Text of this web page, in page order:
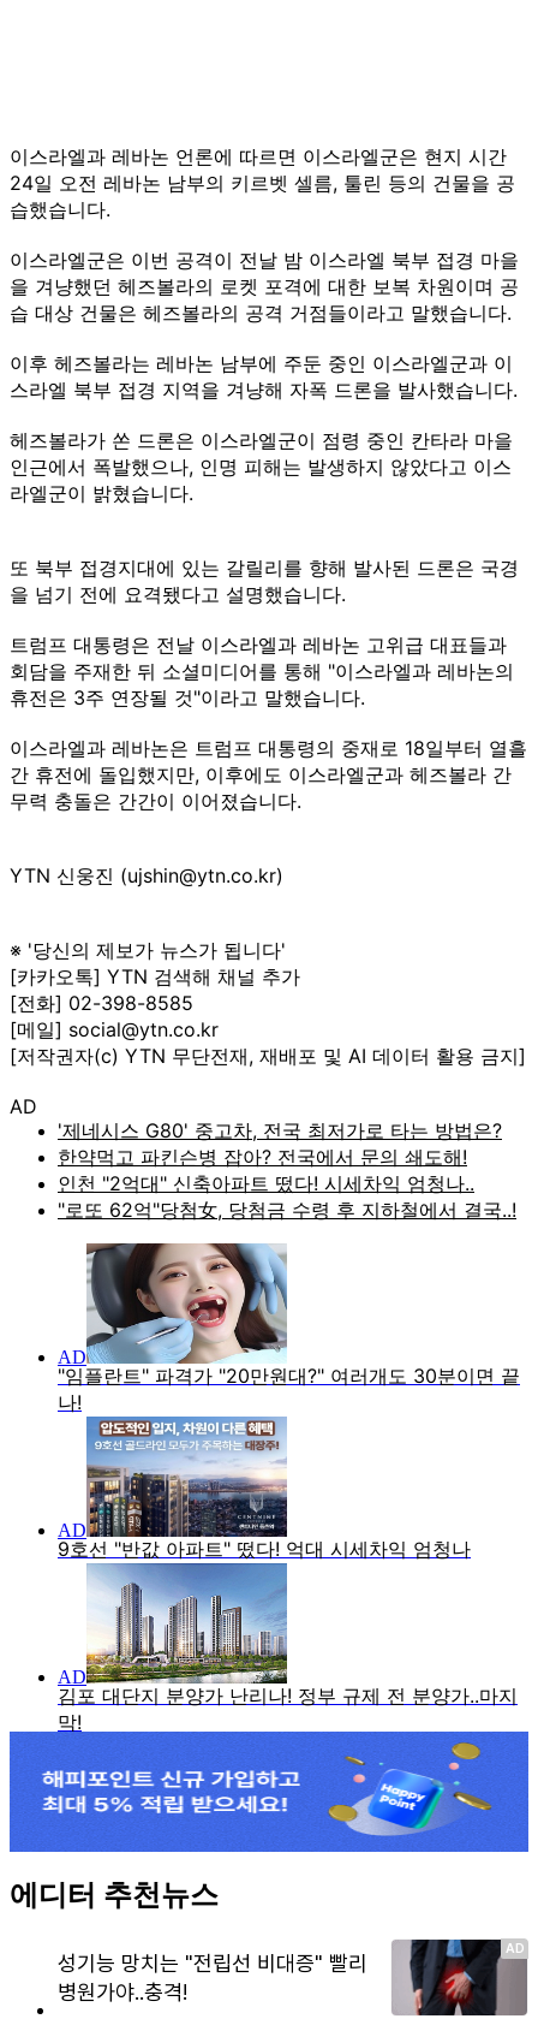
이스라엘과 레바논 언론에 따르면 이스라엘군은 현지 시간
24일 오전 레바논 남부의 키르벳 셀름, 툴린 등의 건물을 공
습했습니다.
이스라엘군은 이번 공격이 전날 밤 이스라엘 북부 접경 마을
을 겨냥했던 헤즈볼라의 로켓 포격에 대한 보복 차원이며 공
습 대상 건물은 헤즈볼라의 공격 거점들이라고 말했습니다.
이후 헤즈볼라는 레바논 남부에 주둔 중인 이스라엘군과 이
스라엘 북부 접경 지역을 겨냥해 자폭 드론을 발사했습니다.
헤즈볼라가 쏜 드론은 이스라엘군이 점령 중인 칸타라 마을
인근에서 폭발했으나, 인명 피해는 발생하지 않았다고 이스
라엘군이 밝혔습니다.
또 북부 접경지대에 있는 갈릴리를 향해 발사된 드론은 국경
을 넘기 전에 요격됐다고 설명했습니다.
트럼프 대통령은 전날 이스라엘과 레바논 고위급 대표들과
회담을 주재한 뒤 소셜미디어를 통해 "이스라엘과 레바논의
휴전은 3주 연장될 것"이라고 말했습니다.
이스라엘과 레바논은 트럼프 대통령의 중재로 18일부터 열흘
간 휴전에 돌입했지만, 이후에도 이스라엘군과 헤즈볼라 간
무력 충돌은 간간이 이어졌습니다.
YTN 신웅진 (ujshin@ytn.co.kr)
※ '당신의 제보가 뉴스가 됩니다'
[카카오톡] YTN 검색해 채널 추가
[전화] 02-398-8585
[메일] social@ytn.co.kr
[저작권자(c) YTN 무단전재, 재배포 및 AI 데이터 활용 금지]
AD
에디터 추천뉴스